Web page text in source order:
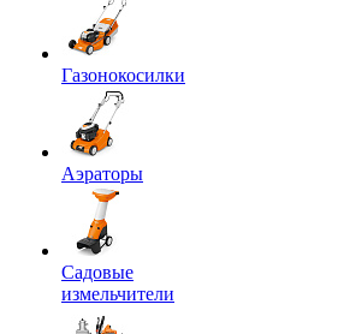
Газонокосилки
Аэраторы
Садовые
измельчители